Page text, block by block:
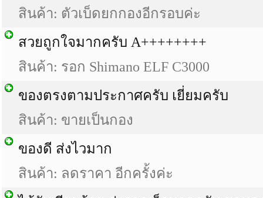
สินค้า: ตัวเบ็ดยกกองอีกรอบค่ะ
สวยถูกใจมากครับ A++++++++
สินค้า: รอก Shimano ELF C3000
ของตรงตามประกาศครับ เยี่ยมครับ
สินค้า: ขายเป็นกอง
ของดี ส่งไวมาก
สินค้า: ลดราคา อีกครั้งค่ะ